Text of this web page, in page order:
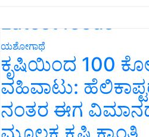
Latest feeds
ಯಶೋಗಾಥೆ
ಕೃಷಿಯಿಂದ 100
ವಹಿವಾಟು:
ನಂತರ ಈಗ